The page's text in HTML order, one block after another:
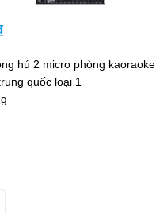
hú 2 micro phòng kaoraoke
quốc loại 1